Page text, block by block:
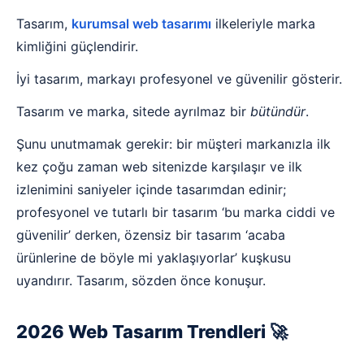
Tasarım, kurumsal web tasarımı ilkeleriyle marka
kimliğini güçlendirir.
İyi tasarım, markayı profesyonel ve güvenilir gösterir.
Tasarım ve marka, sitede ayrılmaz bir bütündür.
Şunu unutmamak gerekir: bir müşteri markanızla ilk
kez çoğu zaman web sitenizde karşılaşır ve ilk
izlenimini saniyeler içinde tasarımdan edinir;
profesyonel ve tutarlı bir tasarım ‘bu marka ciddi ve
güvenilir’ derken, özensiz bir tasarım ‘acaba
ürünlerine de böyle mi yaklaşıyorlar’ kuşkusu
uyandırır. Tasarım, sözden önce konuşur.
2026 Web Tasarım Trendleri 🚀